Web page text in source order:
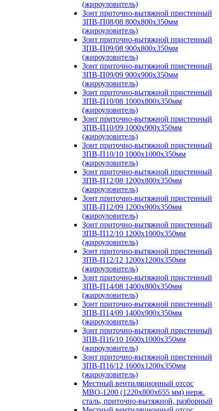
(жироуловитель)
Зонт приточно-вытяжной пристенный
ЗПВ-П08/08 800х800х350мм
(жироуловитель)
Зонт приточно-вытяжной пристенный
ЗПВ-П09/08 900х800х350мм
(жироуловитель)
Зонт приточно-вытяжной пристенный
ЗПВ-П09/09 900х900х350мм
(жироуловитель)
Зонт приточно-вытяжной пристенный
ЗПВ-П10/08 1000х800х350мм
(жироуловитель)
Зонт приточно-вытяжной пристенный
ЗПВ-П10/09 1000х900х350мм
(жироуловитель)
Зонт приточно-вытяжной пристенный
ЗПВ-П10/10 1000х1000х350мм
(жироуловитель)
Зонт приточно-вытяжной пристенный
ЗПВ-П12/08 1200х800х350мм
(жироуловитель)
Зонт приточно-вытяжной пристенный
ЗПВ-П12/09 1200х900х350мм
(жироуловитель)
Зонт приточно-вытяжной пристенный
ЗПВ-П12/10 1200х1000х350мм
(жироуловитель)
Зонт приточно-вытяжной пристенный
ЗПВ-П12/12 1200х1200х350мм
(жироуловитель)
Зонт приточно-вытяжной пристенный
ЗПВ-П14/08 1400х800х350мм
(жироуловитель)
Зонт приточно-вытяжной пристенный
ЗПВ-П14/09 1400х900х350мм
(жироуловитель)
Зонт приточно-вытяжной пристенный
ЗПВ-П16/10 1600х1000х350мм
(жироуловитель)
Зонт приточно-вытяжной пристенный
ЗПВ-П16/12 1600х1200х350мм
(жироуловитель)
Местный вентиляционный отсос
МВО-1200 (1220х800х655 мм) нерж.
сталь, приточно-вытяжной, разборный